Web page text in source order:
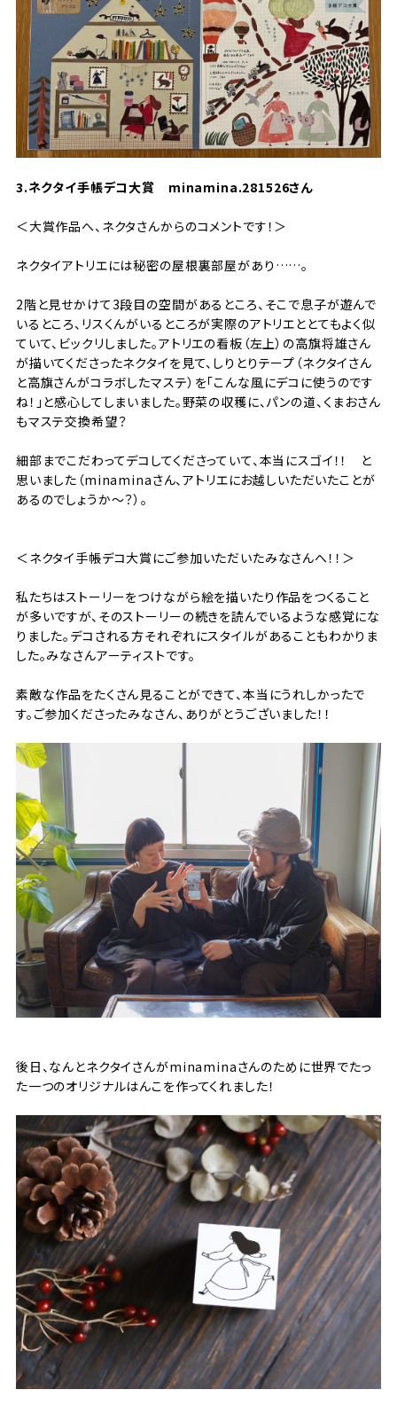
3.ネクタイ手帳デコ大賞 minamina.281526さん
＜大賞作品へ、ネクタさんからのコメントです！＞
ネクタイアトリエには秘密の屋根裏部屋があり……。
2階と見せかけて3段目の空間があるところ、そこで息子が遊んで
いるところ、リスくんがいるところが実際のアトリエととてもよく似
ていて、ビックリしました。アトリエの看板（左上）の高旗将雄さん
が描いてくださったネクタイを見て、しりとりテープ（ネクタイさん
と高旗さんがコラボしたマステ）を「こんな風にデコに使うのです
ね！」と感心してしまいました。野菜の収穫に、パンの道、くまおさん
もマステ交換希望？
細部までこだわってデコしてくださっていて、本当にスゴイ！！ と
思いました（minaminaさん、アトリエにお越しいただいたことが
あるのでしょうか〜？）。
＜ネクタイ手帳デコ大賞にご参加いただいたみなさんへ！！＞
私たちはストーリーをつけながら絵を描いたり作品をつくること
が多いですが、そのストーリーの続きを読んでいるような感覚にな
りました。デコされる方それぞれにスタイルがあることもわかりま
した。みなさんアーティストです。
素敵な作品をたくさん見ることができて、本当にうれしかったで
す。ご参加くださったみなさん、ありがとうございました！！
後日、なんとネクタイさんがminaminaさんのために世界でたっ
た一つのオリジナルはんこを作ってくれました！